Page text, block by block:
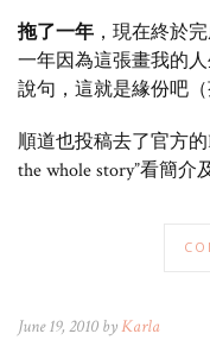
拖了一年 ，現在終於
一年因為這張畫我的
說句，這就是緣份吧
順道也投稿去了官方
the whole story”看簡介
June 19, 2010 byKarla